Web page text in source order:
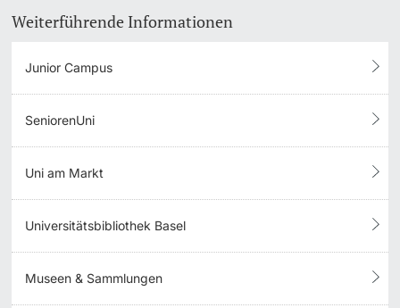
Weiterführende Informationen
Junior Campus
SeniorenUni
Uni am Markt
Universitätsbibliothek Basel
Museen & Sammlungen